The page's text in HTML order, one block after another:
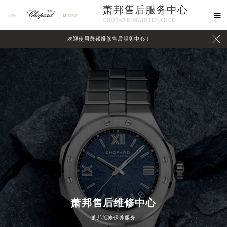
萧邦售后服务中心
CHOPARD MAINTENANCE

欢迎使用萧邦维修售后服务中心！ 
萧邦售后维修中心
萧邦维修保养服务
2026年8月萧邦中国区售后服务网络优化升级公告
心介绍 联系我们